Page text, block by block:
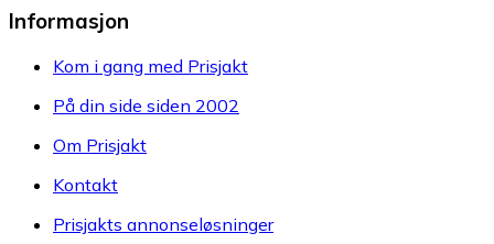
Informasjon
Kom i gang med Prisjakt
På din side siden 2002
Om Prisjakt
Kontakt
Prisjakts annonseløsninger